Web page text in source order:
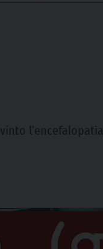
l’encefalopatia